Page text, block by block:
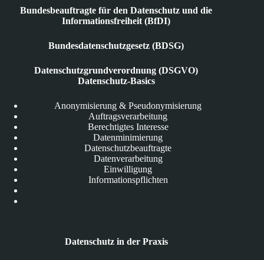
Bundesbeauftragte für den Datenschutz und die
Informationsfreiheit (BfDI)
Bundesdatenschutzgesetz (BDSG)
Datenschutzgrundverordnung (DSGVO)
Datenschutz-Basics
Anonymisierung & Pseudonymisierung
Auftragsverarbeitung
Berechtigtes Interesse
Datenminimierung
Datenschutzbeauftragte
Datenverarbeitung
Einwilligung
Informationspflichten
Datenschutz in der Praxis